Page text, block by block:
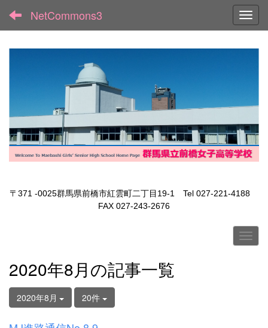
NetCommons3
〒371 -0025群馬県前橋市紅雲町二丁目19-1 Tel 027-221-4188
FAX 027-243-2676
2020年8月の記事一覧
2020年8月 20件